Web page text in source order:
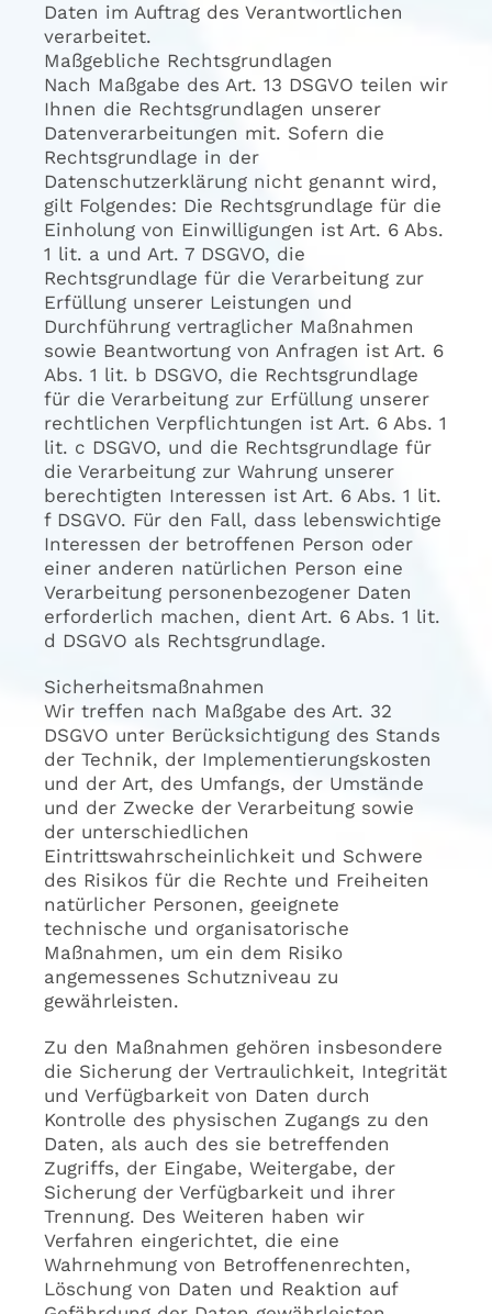
Daten im Auftrag des Verantwortlichen
verarbeitet.
Maßgebliche Rechtsgrundlagen
Nach Maßgabe des Art. 13 DSGVO teilen wir
Ihnen die Rechtsgrundlagen unserer
Datenverarbeitungen mit. Sofern die
Rechtsgrundlage in der
Datenschutzerklärung nicht genannt wird,
gilt Folgendes: Die Rechtsgrundlage für die
Einholung von Einwilligungen ist Art. 6 Abs.
1 lit. a und Art. 7 DSGVO, die
Rechtsgrundlage für die Verarbeitung zur
Erfüllung unserer Leistungen und
Durchführung vertraglicher Maßnahmen
sowie Beantwortung von Anfragen ist Art. 6
Abs. 1 lit. b DSGVO, die Rechtsgrundlage
für die Verarbeitung zur Erfüllung unserer
rechtlichen Verpflichtungen ist Art. 6 Abs. 1
lit. c DSGVO, und die Rechtsgrundlage für
die Verarbeitung zur Wahrung unserer
berechtigten Interessen ist Art. 6 Abs. 1 lit.
f DSGVO. Für den Fall, dass lebenswichtige
Interessen der betroffenen Person oder
einer anderen natürlichen Person eine
Verarbeitung personenbezogener Daten
erforderlich machen, dient Art. 6 Abs. 1 lit.
d DSGVO als Rechtsgrundlage.
Sicherheitsmaßnahmen
Wir treffen nach Maßgabe des Art. 32
DSGVO unter Berücksichtigung des Stands
der Technik, der Implementierungskosten
und der Art, des Umfangs, der Umstände
und der Zwecke der Verarbeitung sowie
der unterschiedlichen
Eintrittswahrscheinlichkeit und Schwere
des Risikos für die Rechte und Freiheiten
natürlicher Personen, geeignete
technische und organisatorische
Maßnahmen, um ein dem Risiko
angemessenes Schutzniveau zu
gewährleisten.
Zu den Maßnahmen gehören insbesondere
die Sicherung der Vertraulichkeit, Integrität
und Verfügbarkeit von Daten durch
Kontrolle des physischen Zugangs zu den
Daten, als auch des sie betreffenden
Zugriffs, der Eingabe, Weitergabe, der
Sicherung der Verfügbarkeit und ihrer
Trennung. Des Weiteren haben wir
Verfahren eingerichtet, die eine
Wahrnehmung von Betroffenenrechten,
Löschung von Daten und Reaktion auf